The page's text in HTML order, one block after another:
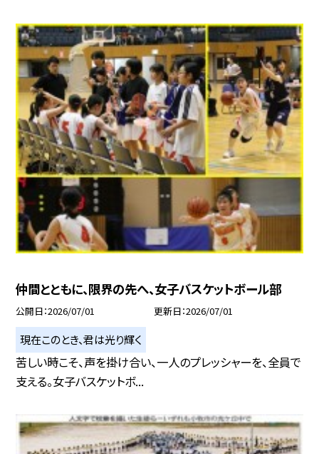
仲間とともに、限界の先へ、女子バスケットボール部
公開日 2026/07/01 更新日 2026/07/01
現在このとき、君は光り輝く
苦しい時こそ、声を掛け合い、一人のプレッシャーを、全員で
支える。女子バスケットボ...